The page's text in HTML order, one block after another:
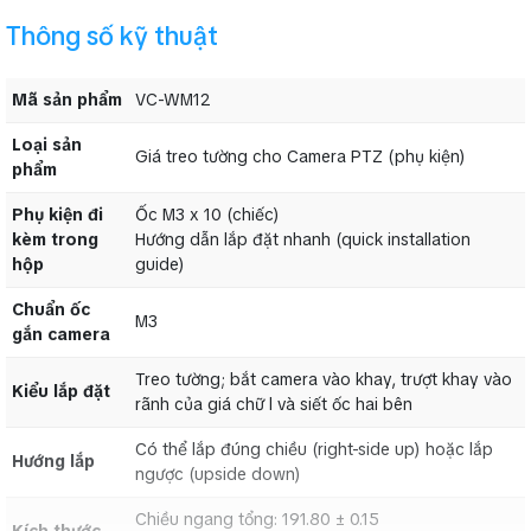
Thông số kỹ thuật
Mã sản phẩm VC-WM12
Loại sản
phẩm
Giá treo tường cho Camera PTZ (phụ kiện)
Phụ kiện đi
kèm trong
hộp
Ốc M3 x 10 (chiếc)
Hướng dẫn lắp đặt nhanh (quick installation
guide)
Chuẩn ốc
gắn camera
M3
Kiểu lắp đặt
Treo tường; bắt camera vào khay, trượt khay vào
rãnh của giá chữ l và siết ốc hai bên
Hướng lắp
Có thể lắp đúng chiều (right-side up) hoặc lắp
ngược (upside down)
Chiều ngang tổng: 191.80 ± 0.15